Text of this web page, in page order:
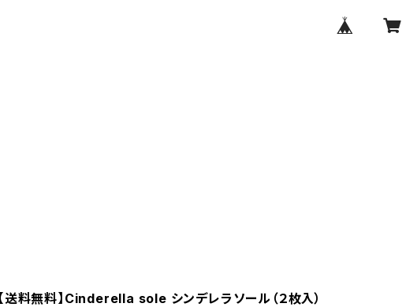
【送料無料】Cinderella sole シンデレラソール（２枚入）